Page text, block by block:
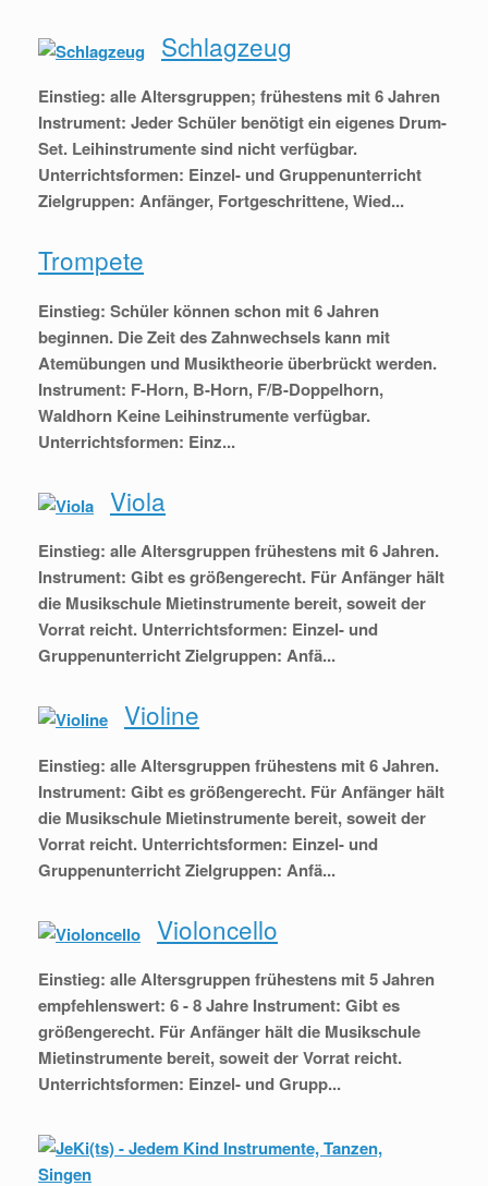
Schlagzeug
Einstieg: alle Altersgruppen; frühestens mit 6 Jahren
Instrument: Jeder Schüler benötigt ein eigenes Drum-
Set. Leihinstrumente sind nicht verfügbar.
Unterrichtsformen: Einzel- und Gruppenunterricht
Zielgruppen: Anfänger, Fortgeschrittene, Wied...
Trompete
Einstieg: Schüler können schon mit 6 Jahren
beginnen. Die Zeit des Zahnwechsels kann mit
Atemübungen und Musiktheorie überbrückt werden.
Instrument: F-Horn, B-Horn, F/B-Doppelhorn,
Waldhorn Keine Leihinstrumente verfügbar.
Unterrichtsformen: Einz...
Viola
Einstieg: alle Altersgruppen frühestens mit 6 Jahren.
Instrument: Gibt es größengerecht. Für Anfänger hält
die Musikschule Mietinstrumente bereit, soweit der
Vorrat reicht. Unterrichtsformen: Einzel- und
Gruppenunterricht Zielgruppen: Anfä...
Violine
Einstieg: alle Altersgruppen frühestens mit 6 Jahren.
Instrument: Gibt es größengerecht. Für Anfänger hält
die Musikschule Mietinstrumente bereit, soweit der
Vorrat reicht. Unterrichtsformen: Einzel- und
Gruppenunterricht Zielgruppen: Anfä...
Violoncello
Einstieg: alle Altersgruppen frühestens mit 5 Jahren
empfehlenswert: 6 - 8 Jahre Instrument: Gibt es
größengerecht. Für Anfänger hält die Musikschule
Mietinstrumente bereit, soweit der Vorrat reicht.
Unterrichtsformen: Einzel- und Grupp...